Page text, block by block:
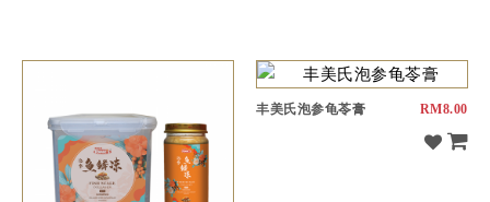
丰美氏泡参龟苓膏 RM8.00